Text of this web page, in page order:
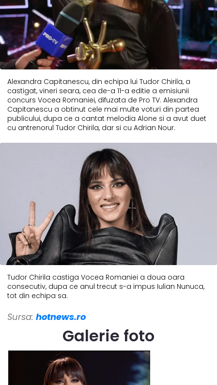
Alexandra Capitanescu, din echipa lui Tudor Chirila, a
castigat, vineri seara, cea de-a 11-a editie a emisiunii
concurs Vocea Romaniei, difuzata de Pro TV. Alexandra
Capitanescu a obtinut cele mai multe voturi din partea
publicului, dupa ce a cantat melodia Alone si a avut duet
cu antrenorul Tudor Chirila, dar si cu Adrian Nour.
Tudor Chirila castiga Vocea Romaniei a doua oara
consecutiv, dupa ce anul trecut s-a impus Iulian Nunuca,
tot din echipa sa.
Sursa: hotnews.ro
Galerie foto